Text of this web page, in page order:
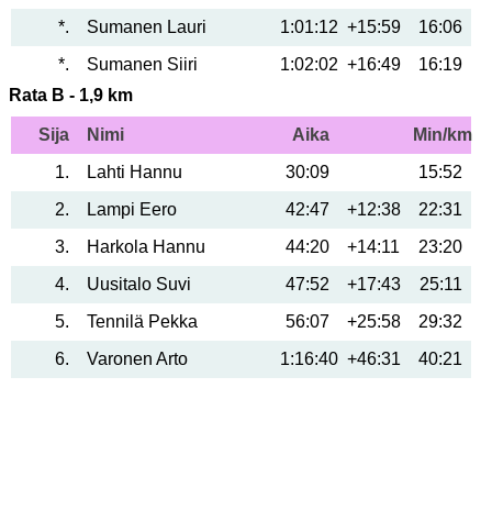
*
Sumanen Lauri 1:01:12 +15:59
16:06
*
Sumanen Siiri 1:02:02 +16:49
16:19
Rata B - 1,9 km
Sija Nimi Aika
Min/km
1
Lahti Hannu 30:09
15:52
2
Lampi Eero 42:47 +12:38
22:31
3
Harkola Hannu 44:20 +14:11
23:20
4
Uusitalo Suvi 47:52 +17:43
25:11
5
Tennilä Pekka 56:07 +25:58
29:32
6
Varonen Arto 1:16:40 +46:31 40:21